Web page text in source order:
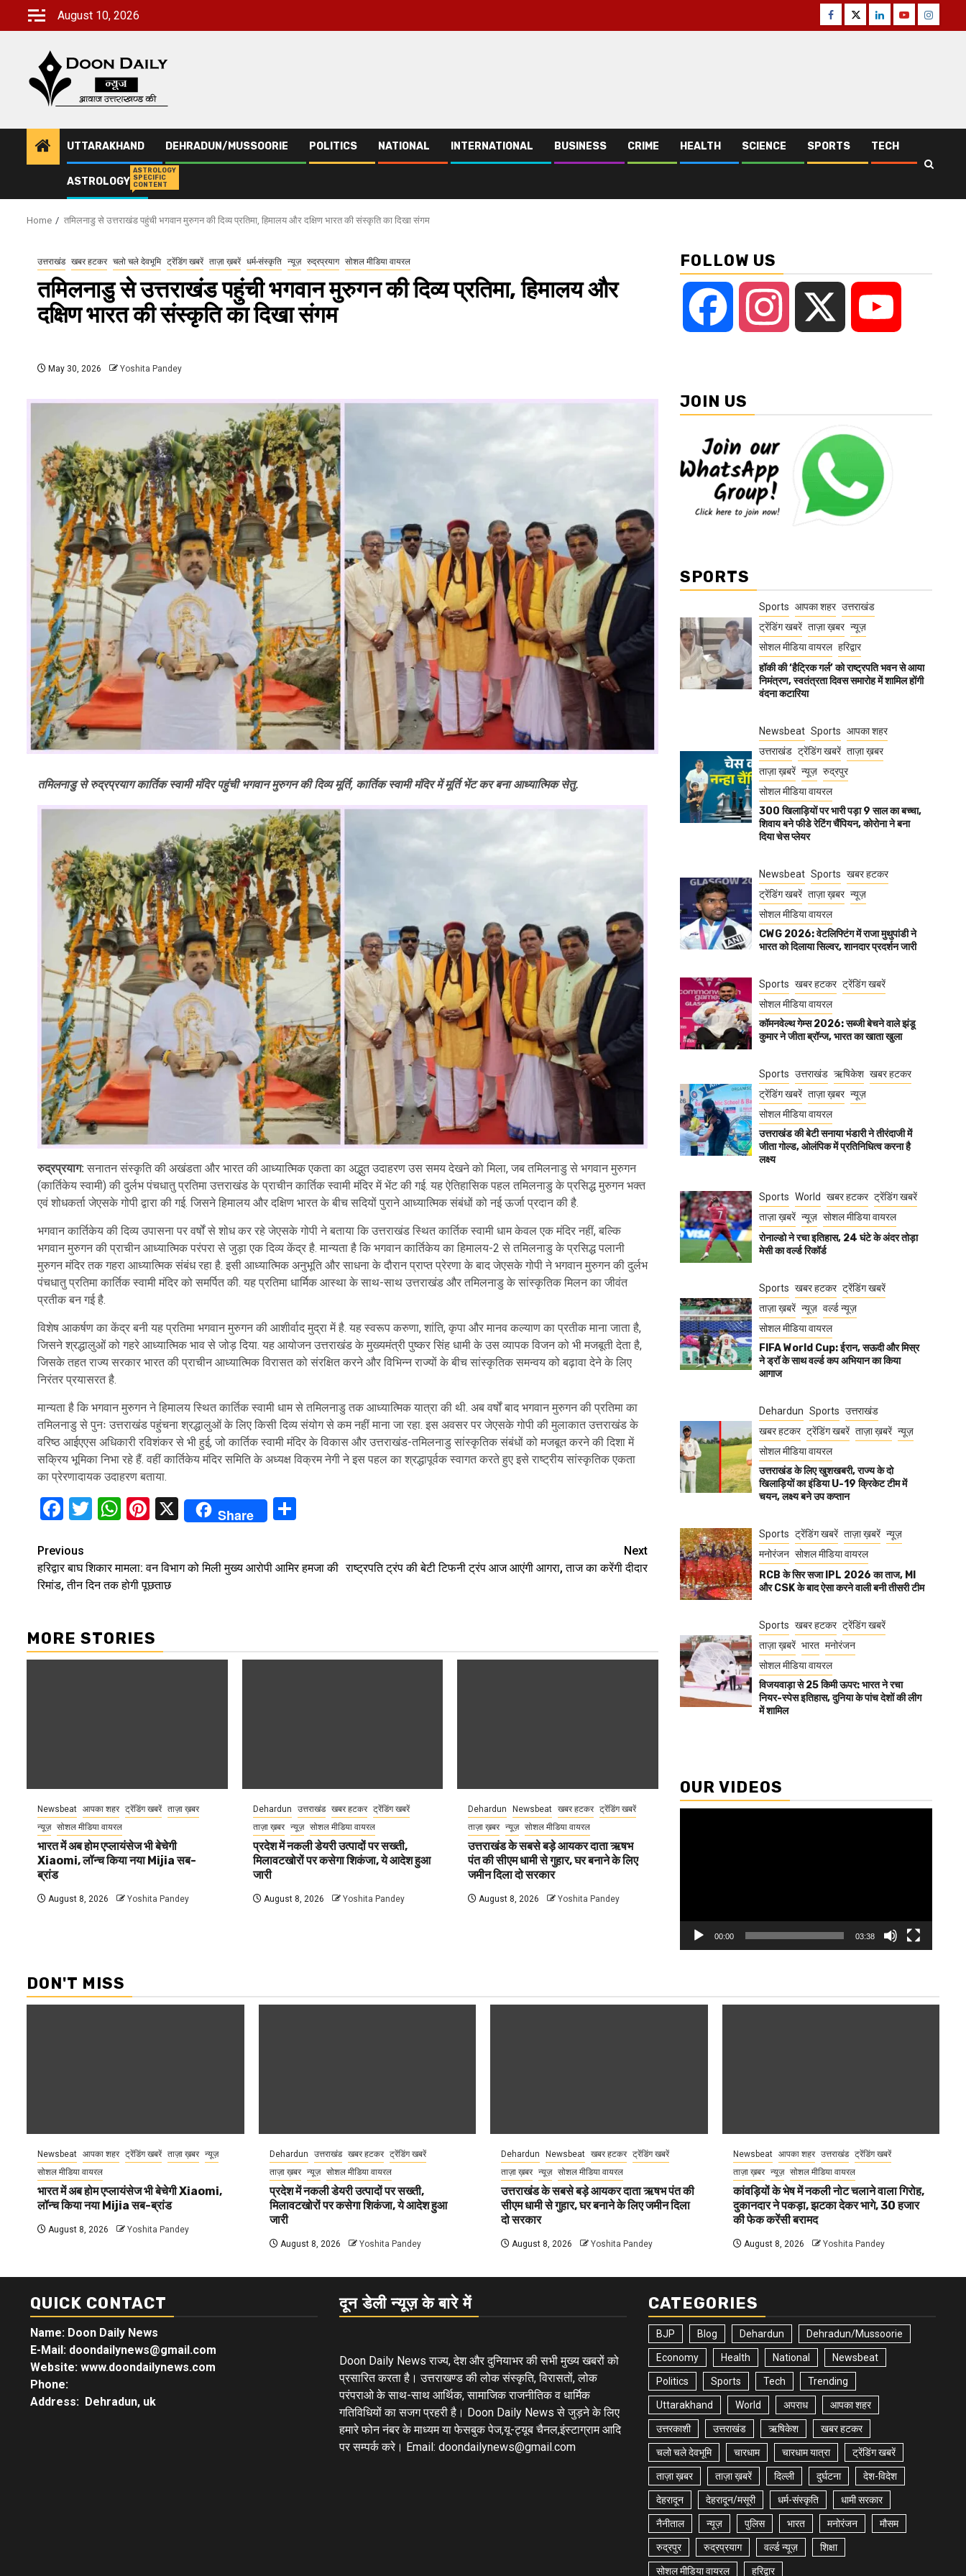
August 10, 2026 Facebook
TwitterLinkedinYoutube
UTTARAKHAND DEHRADUN/MUSSOORIE POLITICS NATIONAL INTERNATIONAL BUSINESS CRIME HEALTH SCIENCE SPORTS TECH
ASTROLOGY
ASTROLOGY
SPECIFIC
CONTENT
Home तमिलनाडु से उत्तराखंड पहुंची भगवान मुरुगन की दिव्य प्रतिमा, हिमालय और दक्षिण भारत की संस्कृति का दिखा संगम
उत्तराखंड खबर हटकर चलो चले देवभूमि ट्रेंडिंग खबरें ताज़ा ख़बरें धर्म-संस्कृति न्यूज़ रुद्रप्रयाग सोशल मीडिया वायरल
तमिलनाडु से उत्तराखंड पहुंची भगवान मुरुगन की दिव्य प्रतिमा, हिमालय और
दक्षिण भारत की संस्कृति का दिखा संगम
May 30, 2026 Yoshita Pandey
तमिलनाडु से रुद्रप्रयाग कार्तिक स्वामी मंदिर पहुंची भगवान मुरुगन की दिव्य मूर्ति, कार्तिक स्वामी मंदिर में मूर्ति भेंट कर बना आध्यात्मिक सेतु.
रुद्रप्रयाग: सनातन संस्कृति की अखंडता और भारत की आध्यात्मिक एकता का अद्भुत उदाहरण उस समय देखने को मिला, जब तमिलनाडु से भगवान मुरुगन
(कार्तिकेय स्वामी) की दुर्लभ पंचधातु प्रतिमा उत्तराखंड के प्राचीन कार्तिक स्वामी मंदिर में भेंट की गई. यह ऐतिहासिक पहल तमिलनाडु के प्रसिद्ध मुरुगन भक्त
एवं शोधकर्ता जेएसके गोपी द्वारा की गई. जिसने हिमालय और दक्षिण भारत के बीच सदियों पुराने आध्यात्मिक संबंधों को नई ऊर्जा प्रदान की है.
भगवान कार्तिकेय की दिव्य उपासना पर वर्षों से शोध कर रहे जेएसके गोपी ने बताया कि उत्तराखंड स्थित कार्तिक स्वामी धाम केवल एक मंदिर नहीं, बल्कि
भगवान मुरुगन की प्राचीन आध्यात्मिक परंपरा से जुड़ा एक दिव्य केंद्र है. मान्यता है कि भगवान कार्तिकेय का हिमालय-2 से तमिलनाडु के प्रसिद्ध पलानी
मुरुगन मंदिर तक गहरा आध्यात्मिक संबंध रहा है. इसी आध्यात्मिक अनुभूति और साधना के दौरान प्राप्त प्रेरणा के बाद जेएसके गोपी ने भगवान मुरुगन की दुर्लभ
पंचधातु प्रतिमा कार्तिक स्वामी मंदिर को समर्पित की. यह प्रतिमा धार्मिक आस्था के साथ-साथ उत्तराखंड और तमिलनाडु के सांस्कृतिक मिलन का जीवंत
प्रतीक बन गई है.
विशेष आकर्षण का केंद्र बनी यह प्रतिमा भगवान मुरुगन की आशीर्वाद मुद्रा में है. यह स्वरूप करुणा, शांति, कृपा और मानव कल्याण का प्रतीक माना जाता है,
जिसने श्रद्धालुओं को गहरे आध्यात्मिक भाव से जोड़ दिया. यह आयोजन उत्तराखंड के मुख्यमंत्री पुष्कर सिंह धामी के उस व्यापक विजन को भी मजबूती देता है,
जिसके तहत राज्य सरकार भारत की प्राचीन आध्यात्मिक विरासत को संरक्षित करने और विभिन्न राज्यों के बीच सांस्कृतिक समन्वय को बढ़ावा देने के लिए
निरंतर प्रयासरत है.
मान्यता है कि भगवान मुरुगन ने हिमालय स्थित कार्तिक स्वामी धाम से तमिलनाडु तक आध्यात्मिक यात्रा की थी. अब वर्षों बाद भगवान मुरुगन की प्रतिमा का
तमिलनाडु से पुनः उत्तराखंड पहुंचना श्रद्धालुओं के लिए किसी दिव्य संयोग से कम नहीं माना जा रहा. इस अवसर पर जेएसके गोपी की मुलाकात उत्तराखंड के
वरिष्ठ आईएएस अधिकारी रविशंकर से भी हुई, जो कार्तिक स्वामी मंदिर के विकास और उत्तराखंड-तमिलनाडु सांस्कृतिक संबंधों को मजबूत करने की दिशा में
सक्रिय भूमिका निभा रहे हैं. वहीं कार्तिकेय मंदिर समिति के अध्यक्ष विक्रम नेगी ने इस पहल का श्रद्धापूर्वक स्वागत करते हुए इसे राष्ट्रीय सांस्कृतिक एकता
का प्रेरणादायक उदाहरण बताया.
Facebook
Twitter
WhatsApp
Pinterest
X Share
Continue
Reading
Previous
हरिद्वार बाघ शिकार मामला: वन विभाग को मिली मुख्य आरोपी आमिर हमजा की
रिमांड, तीन दिन तक होगी पूछताछ
Next
राष्ट्रपति ट्रंप की बेटी टिफनी ट्रंप आज आएंगी आगरा, ताज का करेंगी दीदार
MORE STORIES
Newsbeat आपका शहर ट्रेंडिंग खबरें ताज़ा ख़बर
न्यूज़ सोशल मीडिया वायरल
भारत में अब होम एप्लायंसेज भी बेचेगी
Xiaomi, लॉन्च किया नया Mijia सब-
ब्रांड
August 8, 2026 Yoshita Pandey
Dehardun उत्तराखंड खबर हटकर ट्रेंडिंग खबरें
ताज़ा ख़बर न्यूज़ सोशल मीडिया वायरल
प्रदेश में नकली डेयरी उत्पादों पर सख्ती,
मिलावटखोरों पर कसेगा शिकंजा, ये आदेश हुआ
जारी
August 8, 2026 Yoshita Pandey
Dehardun Newsbeat खबर हटकर ट्रेंडिंग खबरें
ताज़ा ख़बर न्यूज़ सोशल मीडिया वायरल
उत्तराखंड के सबसे बड़े आयकर दाता ऋषभ
पंत की सीएम धामी से गुहार, घर बनाने के लिए
जमीन दिला दो सरकार
August 8, 2026 Yoshita Pandey
FOLLOW US
Facebook Instagram
JOIN US
SPORTS
Sports आपका शहर उत्तराखंड
ट्रेंडिंग खबरें ताज़ा ख़बर न्यूज़
सोशल मीडिया वायरल हरिद्वार
हॉकी की ‘हैट्रिक गर्ल’ को राष्ट्रपति भवन से आया
निमंत्रण, स्वतंत्रता दिवस समारोह में शामिल होंगी
वंदना कटारिया
Newsbeat Sports आपका शहर
उत्तराखंड ट्रेंडिंग खबरें ताज़ा ख़बर
ताज़ा ख़बरें न्यूज़ रुद्रपुर
सोशल मीडिया वायरल
300 खिलाड़ियों पर भारी पड़ा 9 साल का बच्चा,
शिवाय बने फीडे रेटिंग चैंपियन, कोरोना ने बना
दिया चेस प्लेयर
Newsbeat Sports खबर हटकर
ट्रेंडिंग खबरें ताज़ा ख़बर न्यूज़
सोशल मीडिया वायरल
CWG 2026: वेटलिफ्टिंग में राजा मुथुपांडी ने
भारत को दिलाया सिल्वर, शानदार प्रदर्शन जारी
Sports खबर हटकर ट्रेंडिंग खबरें
सोशल मीडिया वायरल
कॉमनवेल्थ गेम्स 2026: सब्जी बेचने वाले झंडू
कुमार ने जीता ब्रॉन्ज, भारत का खाता खुला
Sports उत्तराखंड ऋषिकेश खबर हटकर
ट्रेंडिंग खबरें ताज़ा ख़बर न्यूज़
सोशल मीडिया वायरल
उत्तराखंड की बेटी सनाया भंडारी ने तीरंदाजी में
जीता गोल्ड, ओलंपिक में प्रतिनिधित्व करना है
लक्ष्य
Sports World खबर हटकर ट्रेंडिंग खबरें
ताज़ा ख़बरें न्यूज़ सोशल मीडिया वायरल
रोनाल्डो ने रचा इतिहास, 24 घंटे के अंदर तोड़ा
मेसी का वर्ल्ड रिकॉर्ड
Sports खबर हटकर ट्रेंडिंग खबरें
ताज़ा ख़बरें न्यूज़ वर्ल्ड न्यूज़
सोशल मीडिया वायरल
FIFA World Cup: ईरान, सऊदी और मिस्र
ने ड्रॉ के साथ वर्ल्ड कप अभियान का किया
आगाज
Dehardun Sports उत्तराखंड
खबर हटकर ट्रेंडिंग खबरें ताज़ा ख़बरें न्यूज़
सोशल मीडिया वायरल
उत्तराखंड के लिए खुशखबरी, राज्य के दो
खिलाड़ियों का इंडिया U-19 क्रिकेट टीम में
चयन, लक्ष्य बने उप कप्तान
Sports ट्रेंडिंग खबरें ताज़ा ख़बरें न्यूज़
मनोरंजन सोशल मीडिया वायरल
RCB के सिर सजा IPL 2026 का ताज, MI
और CSK के बाद ऐसा करने वाली बनी तीसरी टीम
Sports खबर हटकर ट्रेंडिंग खबरें
ताज़ा ख़बरें भारत मनोरंजन
सोशल मीडिया वायरल
विजयवाड़ा से 25 किमी ऊपर: भारत ने रचा
नियर-स्पेस इतिहास, दुनिया के पांच देशों की लीग
में शामिल
OUR VIDEOS
00:00 03:38
DON'T MISS
Newsbeat आपका शहर ट्रेंडिंग खबरें ताज़ा ख़बर न्यूज़
सोशल मीडिया वायरल
भारत में अब होम एप्लायंसेज भी बेचेगी Xiaomi,
लॉन्च किया नया Mijia सब-ब्रांड
August 8, 2026 Yoshita Pandey
Dehardun उत्तराखंड खबर हटकर
ट्रेंडिंग खबरें
ताज़ा ख़बर
न्यूज़ सोशल मीडिया वायरल
प्रदेश में नकली डेयरी उत्पादों पर सख्ती,
मिलावटखोरों पर कसेगा शिकंजा, ये आदेश हुआ
जारी
August 8, 2026 Yoshita Pandey
Dehardun Newsbeat खबर हटकर ट्रेंडिंग खबरें
ताज़ा ख़बर न्यूज़ सोशल मीडिया वायरल
उत्तराखंड के सबसे बड़े आयकर दाता ऋषभ पंत की
सीएम धामी से गुहार, घर बनाने के लिए जमीन दिला
दो सरकार
August 8, 2026 Yoshita Pandey
Newsbeat आपका शहर उत्तराखंड
ट्रेंडिंग खबरें
ताज़ा ख़बर
न्यूज़ सोशल मीडिया वायरल
कांवड़ियों के भेष में नकली नोट चलाने वाला गिरोह,
दुकानदार ने पकड़ा, झटका देकर भागे, 30 हजार
की फेक करेंसी बरामद
August 8, 2026 Yoshita Pandey
QUICK CONTACT
Name: Doon Daily News
E-Mail: doondailynews@gmail.com
Website: www.doondailynews.com
Phone:
Address: Dehradun, uk
दून डेली न्यूज़ के बारे में
Doon Daily News राज्य, देश और दुनियाभर की सभी मुख्य खबरों को
प्रसारित करता है। उत्तराखण्ड की लोक संस्कृति, विरासतों, लोक
परंपराओ के साथ-साथ आर्थिक, सामाजिक राजनीतिक व धार्मिक
गतिविधियों का सजग प्रहरी है। Doon Daily News से जुड़ने के लिए
हमारे फोन नंबर के माध्यम या फेसबुक पेज,यू-ट्यूब चैनल,इंस्टाग्राम आदि
पर सम्पर्क करे। Email: doondailynews@gmail.com
CATEGORIES
BJP Blog Dehardun Dehradun/Mussoorie
Economy Health National Newsbeat
Politics Sports Tech Trending
Uttarakhand World अपराध आपका शहर
उत्तरकाशी उत्तराखंड ऋषिकेश खबर हटकर
चलो चले देवभूमि चारधाम चारधाम यात्रा ट्रेंडिंग खबरें
ताज़ा ख़बर ताज़ा ख़बरें दिल्ली दुर्घटना देश-विदेश
देहरादून देहरादून/मसूरी धर्म-संस्कृति धामी सरकार
नैनीताल न्यूज़ पुलिस भारत मनोरंजन मौसम
रुद्रपुर रुद्रप्रयाग वर्ल्ड न्यूज़ शिक्षा
सोशल मीडिया वायरल हरिद्वार